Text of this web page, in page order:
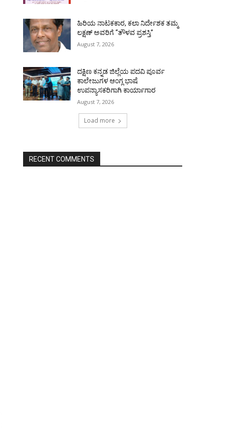
ಹಿರಿಯ ನಾಟಕಕಾರ, ಕಲಾ ನಿರ್ದೇಶಕ ತಮ್ಮ
ಲಕ್ಷಣ್ ಅವರಿಗೆ “ತೌಳವ ಪ್ರಶಸ್ತಿ”
August 7, 2026
ದಕ್ಷಿಣ ಕನ್ನಡ ಜಿಲ್ಲೆಯ ಪದವಿ ಪೂರ್ವ
ಕಾಲೇಜುಗಳ ಆಂಗ್ಲ ಭಾಷೆ
ಉಪನ್ಯಾಸಕರಿಗಾಗಿ ಕಾರ್ಯಾಗಾರ
August 7, 2026
Load more
RECENT COMMENTS